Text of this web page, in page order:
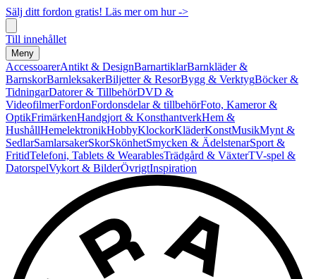
Sälj ditt fordon gratis! Läs mer om hur ->
Till innehållet
Meny
AccessoarerAntikt & DesignBarnartiklarBarnkläder &
BarnskorBarnleksakerBiljetter & ResorBygg & VerktygBöcker &
TidningarDatorer & TillbehörDVD &
VideofilmerFordonFordonsdelar & tillbehörFoto, Kameror &
OptikFrimärkenHandgjort & KonsthantverkHem &
HushållHemelektronikHobbyKlockorKläderKonstMusikMynt &
SedlarSamlarsakerSkorSkönhetSmycken & ÄdelstenarSport &
FritidTelefoni, Tablets & WearablesTrädgård & VäxterTV-spel &
DatorspelVykort & BilderÖvrigtInspiration